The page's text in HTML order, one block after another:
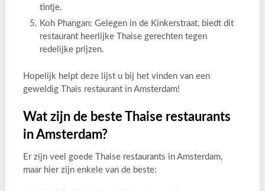
tintje.
Koh Phangan: Gelegen in de Kinkerstraat, biedt dit
restaurant heerlijke Thaise gerechten tegen
redelijke prijzen.
Hopelijk helpt deze lijst u bij het vinden van een
geweldig Thais restaurant in Amsterdam!
Wat zijn de beste Thaise restaurants
in Amsterdam?
Er zijn veel goede Thaise restaurants in Amsterdam,
maar hier zijn enkele van de beste: